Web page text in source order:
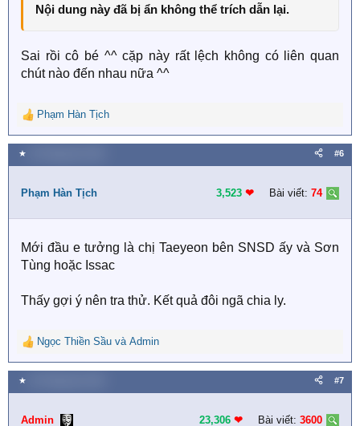
Nội dung này đã bị ẩn không thể trích dẫn lại.
Sai rồi cô bé ^^ cặp này rất lệch không có liên quan
chút nào đến nhau nữa ^^
R
e
a
c
i
n
:
Phạm Hàn Tịch
★ #6
Phạm Hàn Tịch 3,523 ❤︎ Bài viết: 74
Mới đầu e tưởng là chị Taeyeon bên SNSD ấy và Sơn
Tùng hoặc Issac
Thấy gợi ý nên tra thử. Kết quả đôi ngã chia ly.
R
e
a
c
i
Ngọc Thiền Sầu và Admin
★ #7
Admin 23,306 ❤︎ Bài viết: 3600